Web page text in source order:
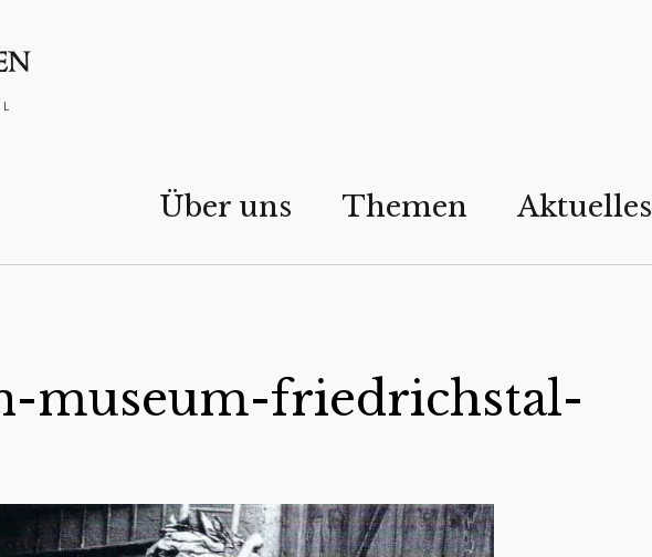
Über uns Themen Aktuelles
museum-friedrichstal-